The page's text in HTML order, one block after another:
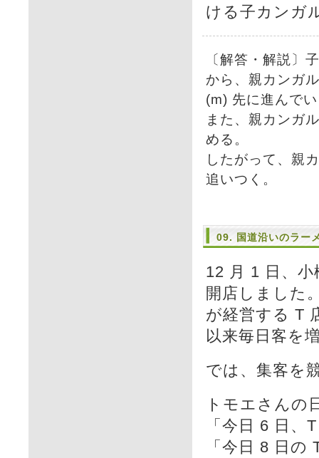
ける子カンガ
〔解答・解説〕
から、親カンガ
(m) 先に進んで
また、親カンガ
める。
したがって、親
追いつく。
09. 国道沿いのラー
12 月 1 日、
開店しました
が経営する T
以来毎日客を
では、集客を
トモエさんの
「今日 6 日
「今日 8 日